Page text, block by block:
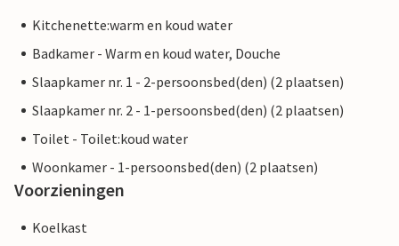
Kitchenette:warm en koud water
Badkamer - Warm en koud water, Douche
Slaapkamer nr. 1 - 2-persoonsbed(den) (2 plaatsen)
Slaapkamer nr. 2 - 1-persoonsbed(den) (2 plaatsen)
Toilet - Toilet:koud water
Woonkamer - 1-persoonsbed(den) (2 plaatsen)
Voorzieningen
Koelkast